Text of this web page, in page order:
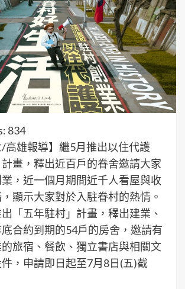
834
/高雄報導】繼5月推出以住代護
計畫，釋出近百戶的眷舍邀請大家
，近一個月期間近千人看屋與收
顯示大家對於入駐眷村的熱情。
「五年駐村」計畫，釋出建業、
合約到期的54戶的房舍，邀請有
旅宿、餐飲、獨立書店與相關文
，申請即日起至7月8日(五)截